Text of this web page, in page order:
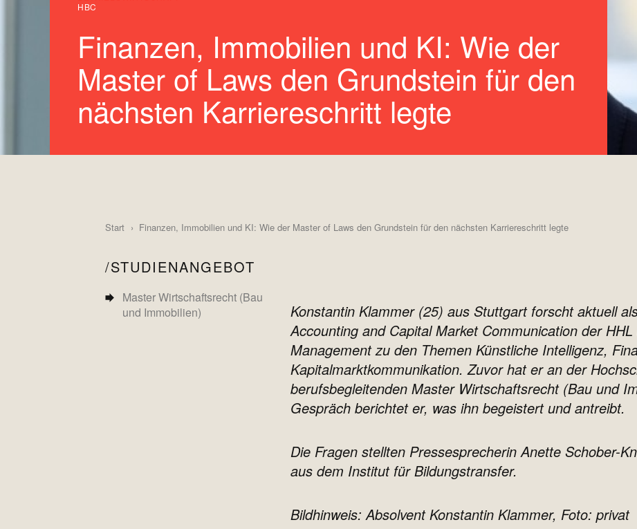
HBC
Finanzen, Immobilien und KI: Wie der
Master of Laws den Grundstein für den
nächsten Karriereschritt legte
Start Finanzen, Immobilien und KI: Wie der Master of Laws den Grundstein für den nächsten Karriereschritt legte
STUDIENANGEBOT
Master Wirtschaftsrecht (Bau
und Immobilien)
Konstantin Klammer (25) aus Stuttgart forscht aktuell
Accounting and Capital Market Communication der
Management zu den Themen Künstliche Intelligenz,
Kapitalmarktkommunikation. Zuvor hat er an der
berufsbegleitenden Master Wirtschaftsrecht (Bau und
Gespräch berichtet er, was ihn begeistert und antreibt.
Die Fragen stellten Pressesprecherin Anette Schober-
aus dem Institut für Bildungstransfer.
Bildhinweis: Absolvent Konstantin Klammer, Foto: privat